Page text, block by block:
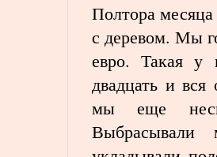
Полтора
с деревом. Мы
евро. Такая у
двадцать и вся
мы еще
Выбрасывали